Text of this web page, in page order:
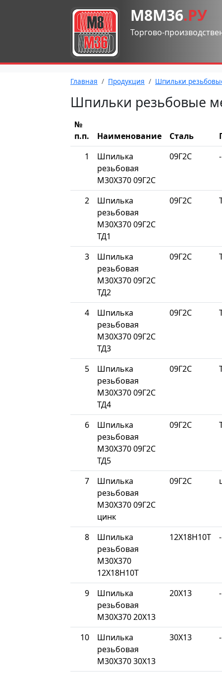
М8М36.РУ
Торгово-
Главная Продукция Шпильки
Шпильки резьбовые
№
п.п.
Наименование Сталь
1
Шпилька
резьбовая
М30Х370 09Г2С
09Г2С -
2
Шпилька
резьбовая
М30Х370 09Г2С
ТД1
09Г2С
3
Шпилька
резьбовая
М30Х370 09Г2С
ТД2
09Г2С
4
Шпилька
резьбовая
М30Х370 09Г2С
ТД3
09Г2С
5
Шпилька
резьбовая
М30Х370 09Г2С
ТД4
09Г2С
6
Шпилька
резьбовая
М30Х370 09Г2С
ТД5
09Г2С
7
Шпилька
резьбовая
М30Х370 09Г2С
цинк
09Г2С
8
Шпилька
резьбовая
М30Х370
12Х18Н10Т
12Х18Н10Т -
9
Шпилька
резьбовая
М30Х370 20Х13
20Х13 -
10
Шпилька
резьбовая
М30Х370 30Х13
30Х13 -